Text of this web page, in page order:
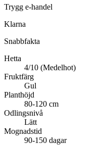
Trygg e-handel
Klarna
Snabbfakta
Hetta
4/10 (Medelhot)
Fruktfärg
Gul
Planthöjd
80-120 cm
Odlingsnivå
Lätt
Mognadstid
90-150 dagar